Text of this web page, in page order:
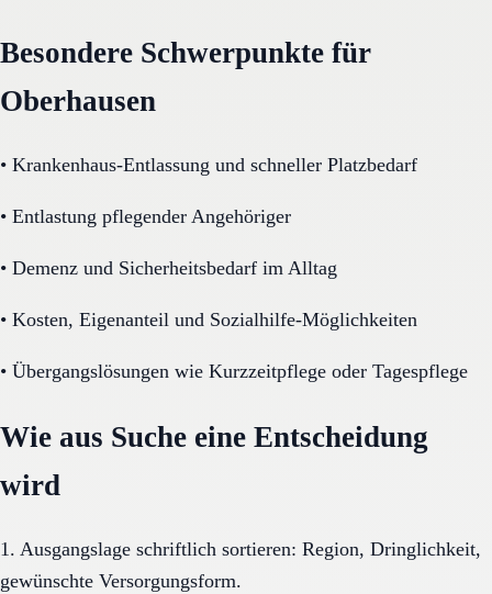
Besondere Schwerpunkte für
Oberhausen
• Krankenhaus-Entlassung und schneller Platzbedarf
• Entlastung pflegender Angehöriger
• Demenz und Sicherheitsbedarf im Alltag
• Kosten, Eigenanteil und Sozialhilfe-Möglichkeiten
• Übergangslösungen wie Kurzzeitpflege oder Tagespflege
Wie aus Suche eine Entscheidung
wird
1. Ausgangslage schriftlich sortieren: Region, Dringlichkeit,
gewünschte Versorgungsform.